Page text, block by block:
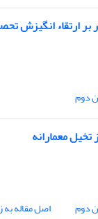
ارتقاء انگیزش
دوم
معمارانه
دوم اصل مقاله به